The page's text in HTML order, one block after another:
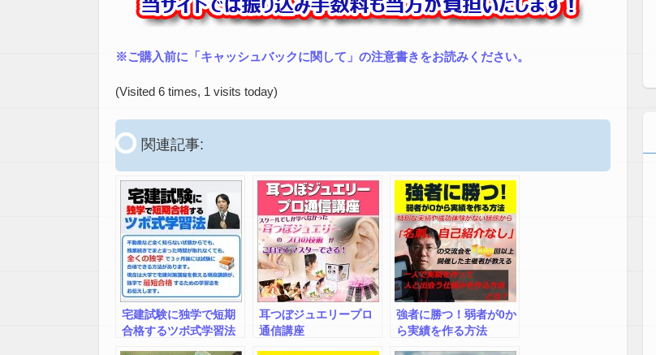
※ご購入前に「キャッシュバックに関して」の注意書きをお読みください。
(Visited 6 times, 1 visits today)
関連記事:
宅建試験に独学で短期
合格するツボ式学習法
耳つぼジュエリープロ
通信講座
強者に勝つ！弱者が0か
ら実績を作る方法